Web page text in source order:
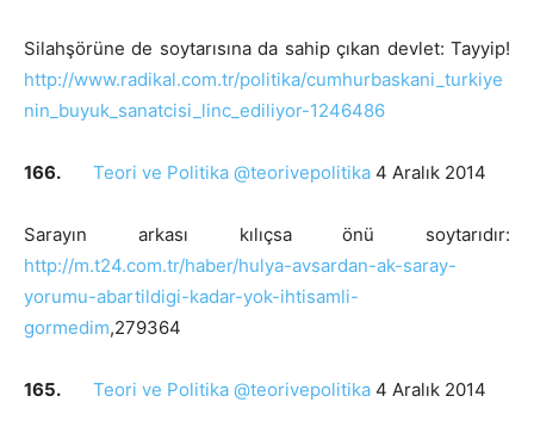
Silahşörüne de soytarısına da sahip çıkan devlet: Tayyip!
http://www.radikal.com.tr/politika/cumhurbaskani_turkiye
nin_buyuk_sanatcisi_linc_ediliyor-1246486
166. Teori ve Politika @teorivepolitika 4 Aralık 2014
Sarayın arkası kılıçsa önü soytarıdır:
http://m.t24.com.tr/haber/hulya-avsardan-ak-saray-
yorumu-abartildigi-kadar-yok-ihtisamli-
gormedim,279364
165. Teori ve Politika @teorivepolitika 4 Aralık 2014